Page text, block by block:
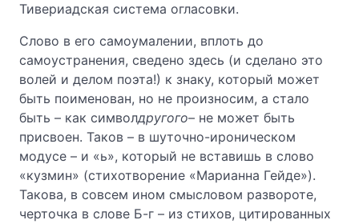
Тивериадская система огласовки.
Слово в его самоумалении, вплоть до
самоустранения, сведено здесь (и сделано это
волей и делом поэта!) к знаку, который может
быть поименован, но не произносим, а стало
быть – как символдругого– не может быть
присвоен. Таков – в шуточно-ироническом
модусе – и «ь», который не вставишь в слово
«кузмин» (стихотворение «Марианна Гейде»).
Такова, в совсем ином смысловом развороте,
черточка в слове Б-г – из стихов, цитированных